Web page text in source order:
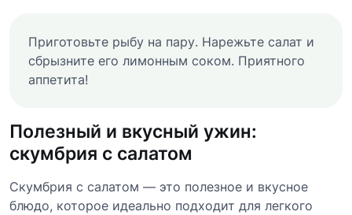
Приготовьте рыбу на пару. Нарежьте салат и
сбрызните его лимонным соком. Приятного
аппетита!
Полезный и вкусный ужин:
скумбрия с салатом
Скумбрия с салатом — это полезное и вкусное
блюдо, которое идеально подходит для легкого